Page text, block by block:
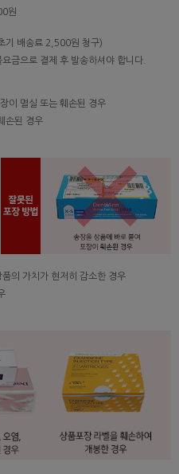
원
기 배송료 2,500원 청구)
금으로 결제 후 발송하셔야 합니다.
이 멸실 또는 훼손된 경우
손된 경우
의 가치가 현저히 감소한 경우